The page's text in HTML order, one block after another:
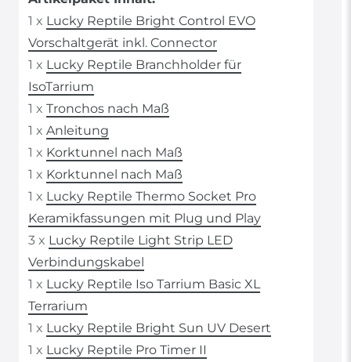
1 x Lucky Reptile Bright Control EVO
Vorschaltgerät inkl. Connector
1 x Lucky Reptile Branchholder für
IsoTarrium
1 x Tronchos nach Maß
1 x Anleitung
1 x Korktunnel nach Maß
1 x Korktunnel nach Maß
1 x Lucky Reptile Thermo Socket Pro
Keramikfassungen mit Plug und Play
3 x Lucky Reptile Light Strip LED
Verbindungskabel
1 x Lucky Reptile Iso Tarrium Basic XL
Terrarium
1 x Lucky Reptile Bright Sun UV Desert
1 x Lucky Reptile Pro Timer II